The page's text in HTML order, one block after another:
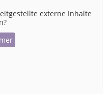
externe Inhalte